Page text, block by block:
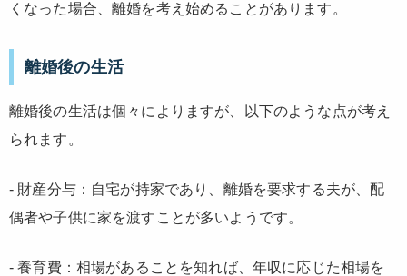
くなった場合、離婚を考え始めることがあります。
離婚後の生活
離婚後の生活は個々によりますが、以下のような点が考え
られます。
- 財産分与：自宅が持家であり、離婚を要求する夫が、配
偶者や子供に家を渡すことが多いようです。
- 養育費：相場があることを知れば、年収に応じた相場を